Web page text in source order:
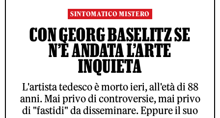
SINTOMATICO MISTERO
CON GEORG BASELITZ SE
N’È ANDATA L’ARTE
INQUIETA
L'artista tedesco è morto ieri, all'età di 88
anni. Mai privo di controversie, mai privo
di "fastidi" da disseminare. Eppure il suo